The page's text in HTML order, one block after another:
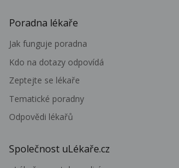
Poradna lékaře
Jak funguje poradna
Kdo na dotazy odpovídá
Zeptejte se lékaře
Tematické poradny
Odpovědi lékařů
Společnost uLékaře.cz